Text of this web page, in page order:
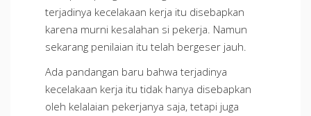
terjadinya kecelakaan kerja itu disebapkan
karena murni kesalahan si pekerja. Namun
sekarang penilaian itu telah bergeser jauh.
Ada pandangan baru bahwa terjadinya
kecelakaan kerja itu tidak hanya disebapkan
oleh kelalaian pekerjanya saja, tetapi juga